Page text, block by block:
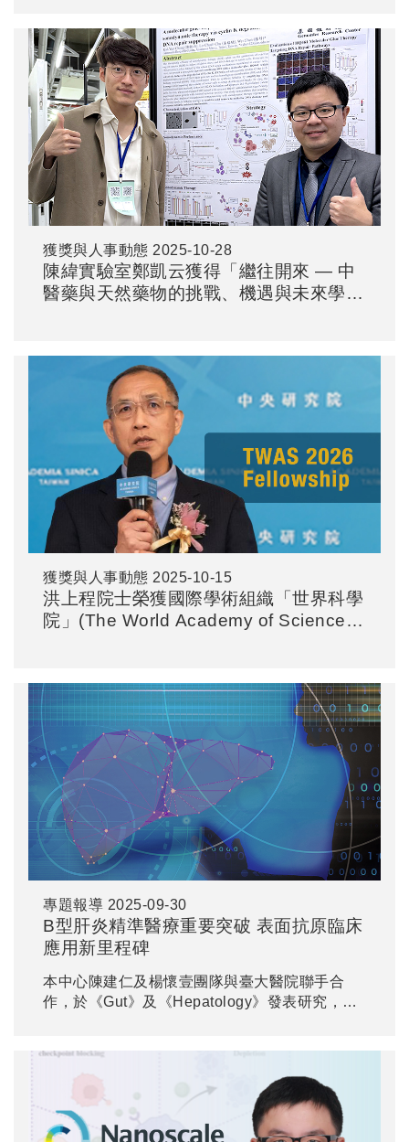
London, SCMMS）。
獲獎與人事動態 2025-10-28
陳緯實驗室鄭凱云獲得「繼往開來 — 中
醫藥與天然藥物的挑戰、機遇與未來學術
獲獎與人事動態 2025-10-15
洪上程院士榮獲國際學術組織「世界科學
院」(The World Academy of Sciences,
專題報導 2025-09-30
B型肝炎精準醫療重要突破 表面抗原臨床
應用新里程碑
本中心陳建仁及楊懷壹團隊與臺大醫院聯手合
作，於《Gut》及《Hepatology》發表研究，證
代資料，為國際治療指引提供實證。